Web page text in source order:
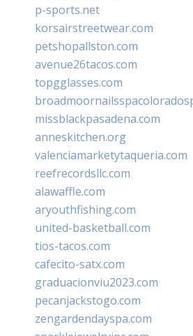
p-sports.net
korsairstreetwear.com
petshopallston.com
avenue26tacos.com
topgglasses.com
missblackpasadena.com
anneskitchen.org
valenciamarketytaqueria.com
reefrecordsllc.com
alawaffle.com
aryouthfishing.com
united-basketball.com
tios-tacos.com
cafecito-satx.com
graduacionviu2023.com
pecanjackstogo.com
zengardendayspa.com